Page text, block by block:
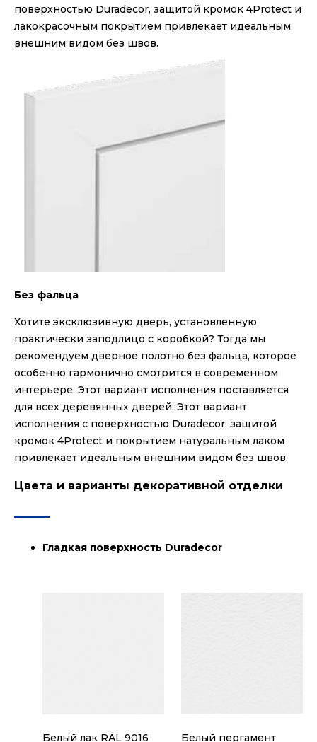
поверхностью Duradecor, защитой кромок 4Protect и
лакокрасочным покрытием привлекает идеальным
внешним видом без швов.
Без фальца
Хотите эксклюзивную дверь, установленную
практически заподлицо с коробкой? Тогда мы
рекомендуем дверное полотно без фальца, которое
особенно гармонично смотрится в современном
интерьере. Этот вариант исполнения поставляется
для всех деревянных дверей. Этот вариант
исполнения с поверхностью Duradecor, защитой
кромок 4Protect и покрытием натуральным лаком
привлекает идеальным внешним видом без швов.
Цвета и варианты декоративной отделки
Гладкая поверхность Duradecor
Белый лак RAL 9016 Белый пергамент